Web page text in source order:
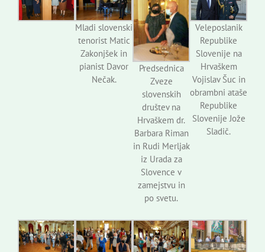
Mladi slovenski
tenorist Matic
Zakonjšek in
pianist Davor
Nečak.
Predsednica
Zveze
slovenskih
društev na
Hrvaškem dr.
Barbara Riman
in Rudi Merljak
iz Urada za
Slovence v
zamejstvu in
po svetu.
Veleposlanik
Republike
Slovenije na
Hrvaškem
Vojislav Šuc in
obrambni ataše
Republike
Slovenije Jože
Sladič.